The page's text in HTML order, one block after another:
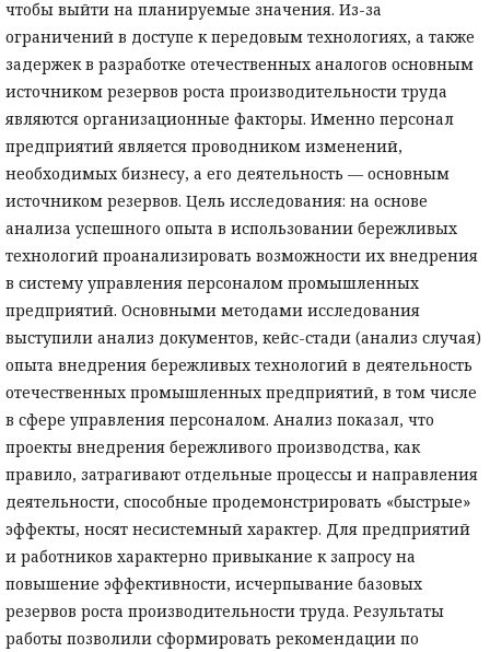
чтобы выйти на планируемые значения. Из-за
ограничений в доступе к передовым технологиях, а также
задержек в разработке отечественных аналогов основным
источником резервов роста производительности труда
являются организационные факторы. Именно персонал
предприятий является проводником изменений,
необходимых бизнесу, а его деятельность — основным
источником резервов. Цель исследования: на основе
анализа успешного опыта в использовании бережливых
технологий проанализировать возможности их внедрения
в систему управления персоналом промышленных
предприятий. Основными методами исследования
выступили анализ документов, кейс-стади (анализ случая)
опыта внедрения бережливых технологий в деятельность
отечественных промышленных предприятий, в том числе
в сфере управления персоналом. Анализ показал, что
проекты внедрения бережливого производства, как
правило, затрагивают отдельные процессы и направления
деятельности, способные продемонстрировать «быстрые»
эффекты, носят несистемный характер. Для предприятий
и работников характерно привыкание к запросу на
повышение эффективности, исчерпывание базовых
резервов роста производительности труда. Результаты
работы позволили сформировать рекомендации по